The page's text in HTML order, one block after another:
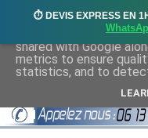
⏱️ DEVIS EXPRESS EN
This site uses cookies
and to analyze traffic.
shared with Google
metrics to ensure
statistics, and to